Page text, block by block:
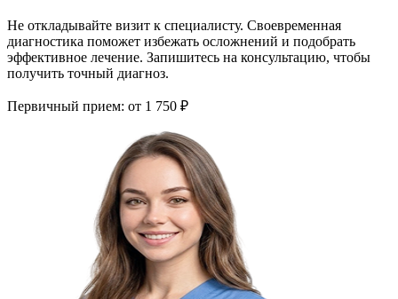
Не откладывайте визит к специалисту. Своевременная
диагностика поможет избежать осложнений и подобрать
эффективное лечение. Запишитесь на консультацию, чтобы
получить точный диагноз.
Первичный прием: от 1 750 ₽